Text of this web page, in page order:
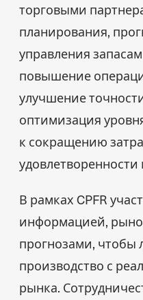
торговыми
планирования,
управления
повышение
улучшение
оптимизация
к сокращению
удовлетворенности
В рамках CPFR
информацией,
прогнозами, чтобы
производство с
рынка.